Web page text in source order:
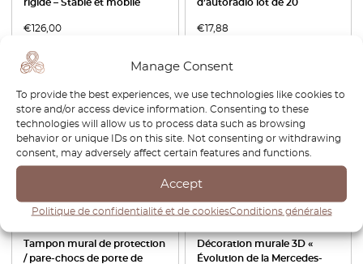
Manage Consent
To provide the best experiences, we use technologies like cookies to
store and/or access device information. Consenting to these
technologies will allow us to process data such as browsing
behavior or unique IDs on this site. Not consenting or withdrawing
consent, may adversely affect certain features and functions.
Accept
Politique de confidentialité et de cookiesConditions générales
rigide – Stable et mobile
€ 126,00
d’autoradio lot de 20
€ 17,88
Tampon mural de protection
/ pare-chocs de porte de
Décoration murale 3D «
Évolution de la Mercedes-